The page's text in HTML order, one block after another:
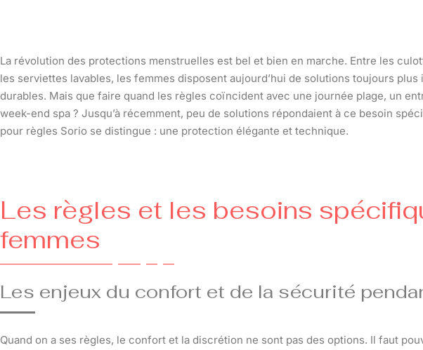
La révolution des protections menstruelles est bel et bien en marche. Entre les
les serviettes lavables, les femmes disposent aujourd’hui de solutions toujours
durables. Mais que faire quand les règles coïncident avec une journée plage, un
week-end spa ? Jusqu’à récemment, peu de solutions répondaient à ce besoin
pour règles Sorio se distingue : une protection élégante et technique.
Les règles et les besoins
femmes
Les enjeux du confort et de la sécurité
Quand on a ses règles, le confort et la discrétion ne sont pas des options. Il faut